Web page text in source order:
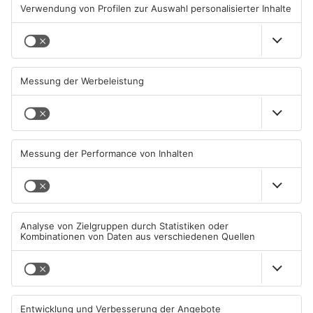
05.08.2026, 06:36 UHR IN
04.08.2026, 15:07 UHR IN
TOPNEWS
Kliniken im Primaveraland
melden mehr Patienten
durch Hitze
04.08.2026, 07:50 UHR IN
PRIMAVERALAND
Schüsse in Langenselbold,
Gelnhausen, Linsengericht
und Miltenberg
03.08.2026, 13:00 UHR IN